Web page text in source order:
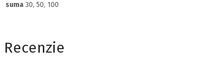
suma 30, 50, 100
Recenzie